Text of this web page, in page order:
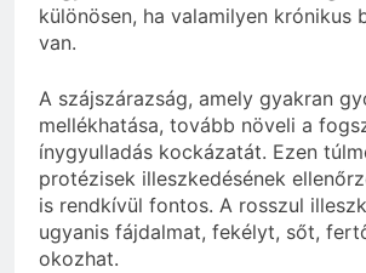
különösen, ha valamilyen krónikus
van.
A szájszárazság, amely gyakran
mellékhatása, tovább növeli a
ínygyulladás kockázatát. Ezen
protézisek illeszkedésének
is rendkívül fontos. A rosszul
ugyanis fájdalmat, fekélyt, sőt,
okozhat.